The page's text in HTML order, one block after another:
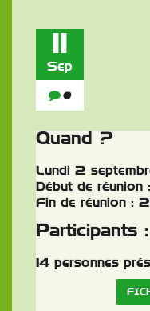
Sep
0
Quand ?
Lundi 2
Début de
Fin de réunion :
Participants :
14 personnes